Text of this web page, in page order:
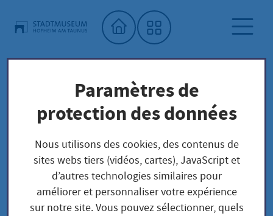
Accueil"
Musée municipal Expositions temporaires
Expositions
temporaires
Paramètres de
protection des données
Nous utilisons des cookies, des contenus de
sites webs tiers (vidéos, cartes), JavaScript et
d’autres technologies similaires pour
améliorer et personnaliser votre expérience
sur notre site. Vous pouvez sélectionner, quels